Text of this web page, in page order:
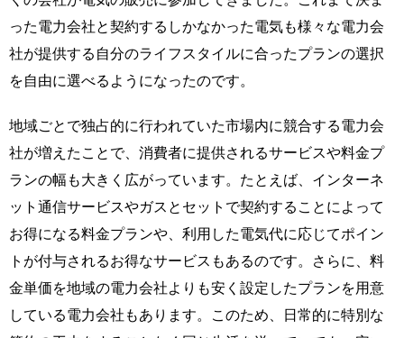
った電力会社と契約するしかなかった電気も様々な電力会
社が提供する自分のライフスタイルに合ったプランの選択
を自由に選べるようになったのです。
地域ごとで独占的に行われていた市場内に競合する電力会
社が増えたことで、消費者に提供されるサービスや料金プ
ランの幅も大きく広がっています。たとえば、インターネ
ット通信サービスやガスとセットで契約することによって
お得になる料金プランや、利用した電気代に応じてポイン
トが付与されるお得なサービスもあるのです。さらに、料
金単価を地域の電力会社よりも安く設定したプランを用意
している電力会社もあります。このため、日常的に特別な